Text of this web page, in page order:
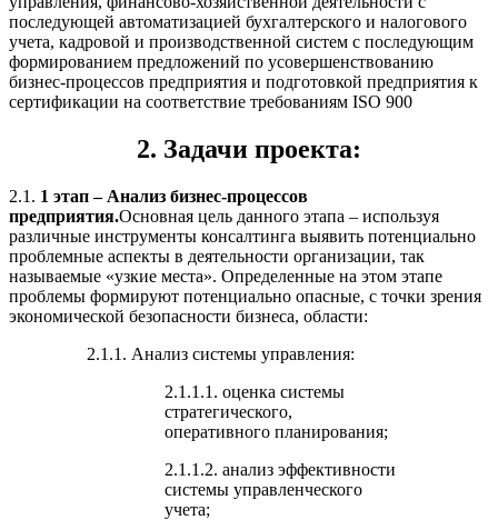
последующей автоматизацией бухгалтерского и налогового
учета, кадровой и производственной систем с последующим
формированием предложений по усовершенствованию
бизнес-процессов предприятия и подготовкой предприятия к
сертификации на соответствие требованиям ISO 900
2. Задачи проекта:
2.1. 1 этап – Анализ бизнес-процессов
предприятия.Основная цель данного этапа – используя
различные инструменты консалтинга выявить потенциально
проблемные аспекты в деятельности организации, так
называемые «узкие места». Определенные на этом этапе
проблемы формируют потенциально опасные, с точки зрения
экономической безопасности бизнеса, области:
2.1.1. Анализ системы управления:
2.1.1.1. оценка системы
стратегического,
оперативного планирования;
2.1.1.2. анализ эффективности
системы управленческого
учета;